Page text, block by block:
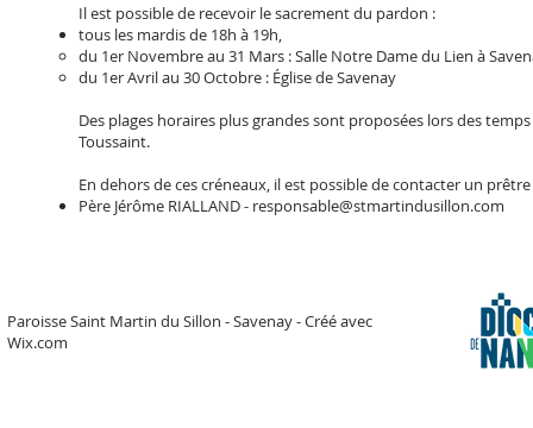
Il est possible de recevoir le sacrement du pardon :
tous les mardis de 18h à 19h,
du 1er Novembre au 31 Mars : Salle Notre Dame du Lien à
du 1er Avril au 30 Octobre : Église de Savenay
Des plages horaires plus grandes sont proposées lors des
Toussaint.
En dehors de ces créneaux, il est possible de contacter un
Père Jérôme RIALLAND - responsable@stmartindusillon.com
Paroisse Saint Martin du Sillon - Savenay - Créé avec
Wix.com